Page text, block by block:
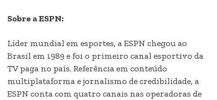
Sobre a ESPN:
Líder mundial em esportes, a ESPN chegou ao
Brasil em 1989 e foi o primeiro canal esportivo da
TV paga no país. Referência em conteúdo
multiplataforma e jornalismo de credibilidade, a
ESPN conta com quatro canais nas operadoras de